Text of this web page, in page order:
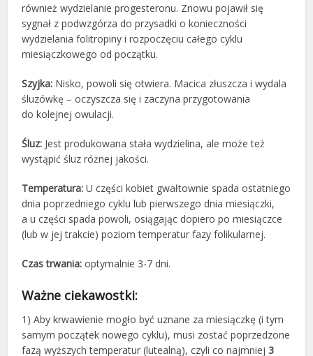
również wydzielanie progesteronu. Znowu pojawił się
sygnał z podwzgórza do przysadki o konieczności
wydzielania folitropiny i rozpoczęciu całego cyklu
miesiączkowego od początku.
Szyjka: Nisko, powoli się otwiera. Macica złuszcza i wydala
śluzówkę – oczyszcza się i zaczyna przygotowania
do kolejnej owulacji.
Śluz: Jest produkowana stała wydzielina, ale może też
wystąpić śluz różnej jakości.
Temperatura: U części kobiet gwałtownie spada ostatniego
dnia poprzedniego cyklu lub pierwszego dnia miesiączki,
a u części spada powoli, osiągając dopiero po miesiączce
(lub w jej trakcie) poziom temperatur fazy folikularnej.
Czas trwania: optymalnie 3-7 dni.
Ważne ciekawostki:
1) Aby krwawienie mogło być uznane za miesiączkę (i tym
samym początek nowego cyklu), musi zostać poprzedzone
fazą wyższych temperatur (lutealną), czyli co najmniej3